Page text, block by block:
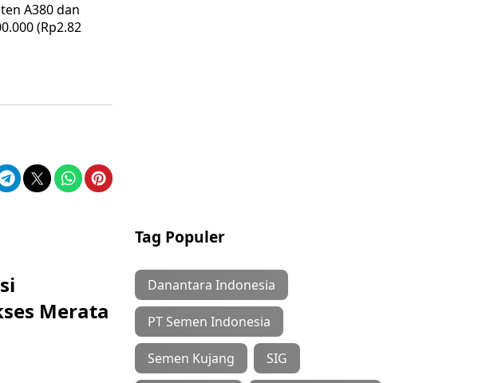
A380 dan
(Rp2.82
Merata
Tag Populer
Danantara Indonesia
PT Semen Indonesia
Semen Kujang SIG